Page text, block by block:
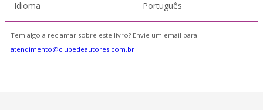
Idioma Português
Tem algo a reclamar sobre este livro? Envie um email para
atendimento@clubedeautores.com.br